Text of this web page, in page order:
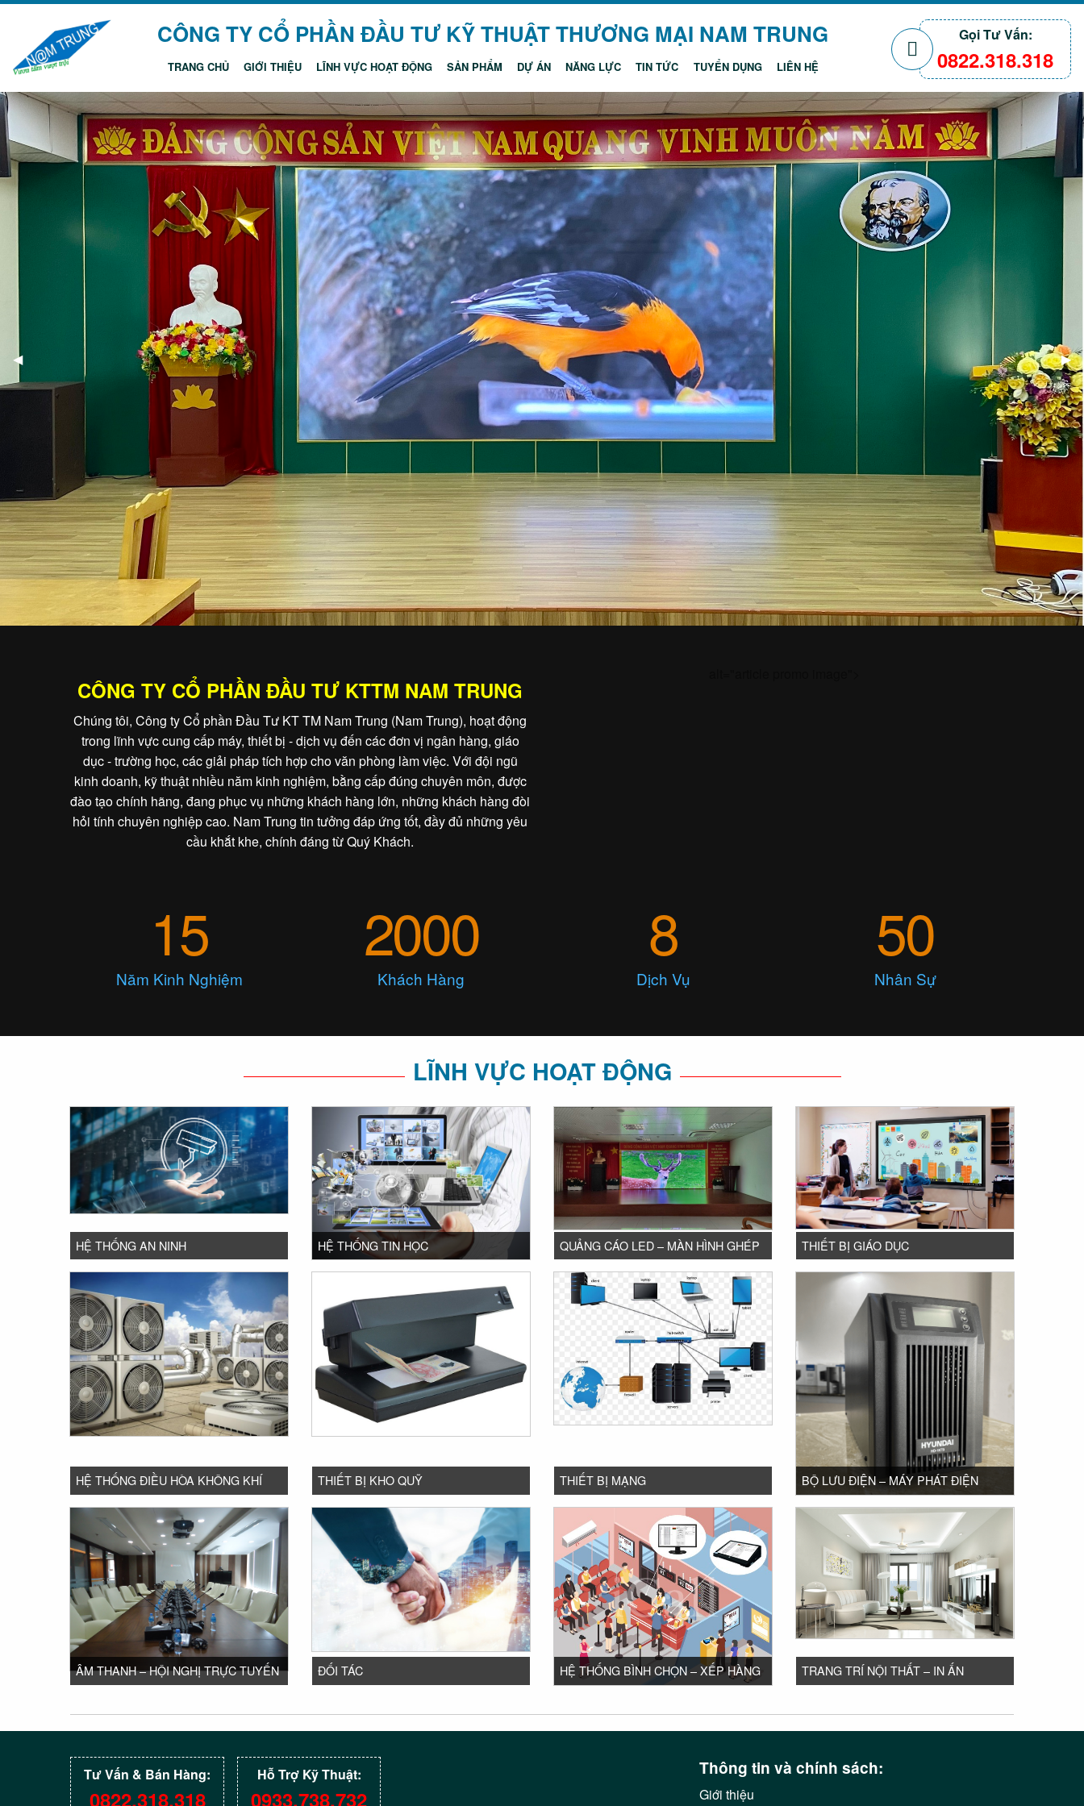
CÔNG TY CỔ PHẦN ĐẦU TƯ KỸ THUẬT THƯƠNG MẠI NAM TRUNG
TRANG CHỦ GIỚI THIỆU LĨNH VỰC HOẠT ĐỘNG SẢN PHẨM DỰ ÁN NĂNG LỰC TIN TỨC TUYỂN DỤNG LIÊN HỆ
Gọi Tư Vấn:
0822.318.318
Previous Slide
◀ ▶
CÔNG TY CỔ PHẦN ĐẦU TƯ KTTM NAM TRUNG
Chúng tôi, Công ty Cổ phần Đầu Tư KT TM Nam Trung (Nam Trung), hoạt động
trong lĩnh vực cung cấp máy, thiết bị - dịch vụ đến các đơn vị ngân hàng, giáo
dục - trường học, các giải pháp tích hợp cho văn phòng làm việc. Với đội ngũ
kinh doanh, kỹ thuật nhiều năm kinh nghiệm, bằng cấp đúng chuyên môn, được
đào tạo chính hãng, đang phục vụ những khách hàng lớn, những khách hàng đòi
hỏi tính chuyên nghiệp cao. Nam Trung tin tưởng đáp ứng tốt, đầy đủ những yêu
cầu khắt khe, chính đáng từ Quý Khách.
15
Năm Kinh Nghiệm
2000
Khách Hàng
8
Dịch Vụ
50
Nhân Sự
LĨNH VỰC HOẠT ĐỘNG
HỆ THỐNG AN NINH HỆ THỐNG TIN HỌC QUẢNG CÁO LED – MÀN HÌNH GHÉP THIẾT BỊ GIÁO DỤC
HỆ THỐNG ĐIỀU HÒA KHÔNG KHÍ THIẾT BỊ KHO QUỸ THIẾT BỊ MẠNG BỘ LƯU ĐIỆN – MÁY PHÁT ĐIỆN
ÂM THANH – HỘI NGHỊ TRỰC TUYẾN ĐỐI TÁC HỆ THỐNG BÌNH CHỌN – XẾP HÀNG TRANG TRÍ NỘI THẤT – IN ẤN
Tư Vấn & Bán Hàng:
0822.318.318
Hỗ Trợ Kỹ Thuật:
0933.738.732
Thông tin và chính sách:
Giới thiệu